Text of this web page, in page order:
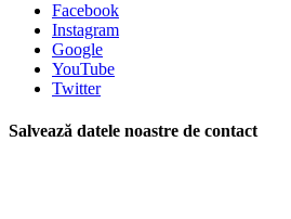
Facebook
Instagram
Google
YouTube
Twitter
Salvează datele noastre de contact